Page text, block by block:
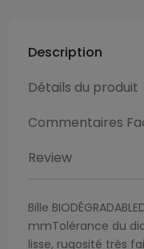
Description
Détails du produit
Commentaires
Review
Bille
mmTolérance du
lisse, rugosité très